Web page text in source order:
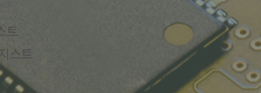
트
스트